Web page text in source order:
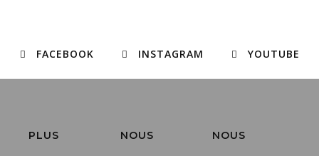
FACEBOOK INSTAGRAM YOUTUBE
PLUS NOUS NOUS